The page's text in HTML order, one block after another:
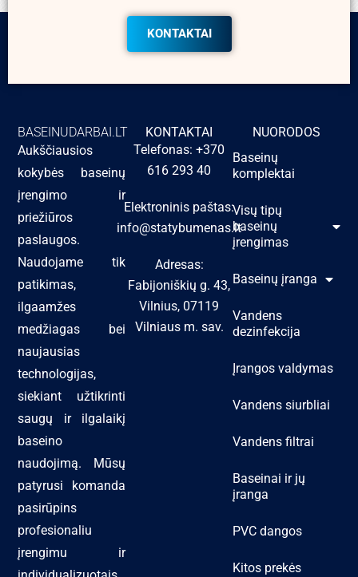
KONTAKTAI
BASEINUDARBAI.LT
Aukščiausios
kokybės baseinų
įrengimo ir
priežiūros
paslaugos.
Naudojame tik
patikimas,
ilgaamžes
medžiagas bei
naujausias
technologijas,
siekiant užtikrinti
saugų ir ilgalaikį
baseino
naudojimą. Mūsų
patyrusi komanda
pasirūpins
profesionaliu
įrengimu ir
KONTAKTAI
Telefonas: +370
616 293 40
Elektroninis paštas:
info@statybumenas.lt
Adresas:
Fabijoniškių g. 43,
Vilnius, 07119
Vilniaus m. sav.
NUORODOS
Baseinų
komplektai
Visų tipų
baseinų
įrengimas
Baseinų įranga
Vandens
dezinfekcija
Įrangos valdymas
Vandens siurbliai
Vandens filtrai
Baseinai ir jų
įranga
PVC dangos
Kitos prekės